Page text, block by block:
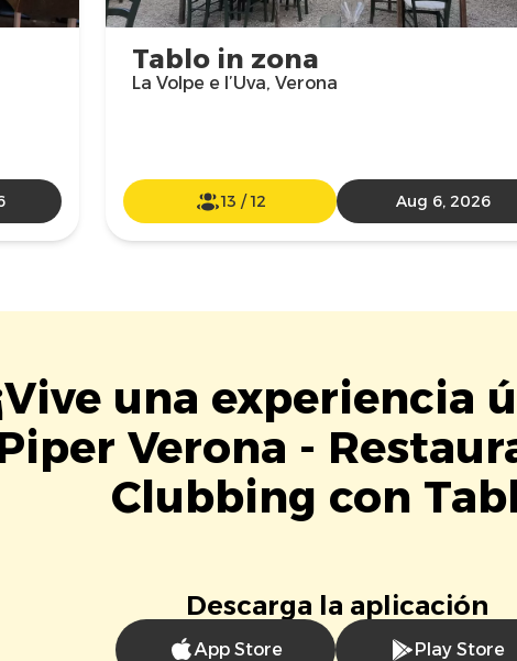
Tablo in zona
La Volpe e l’Uva, Verona
13 /12 Aug 6, 2026
una experiencia
Verona -
Clubbing con
Descarga la aplicación
App Store Play Store